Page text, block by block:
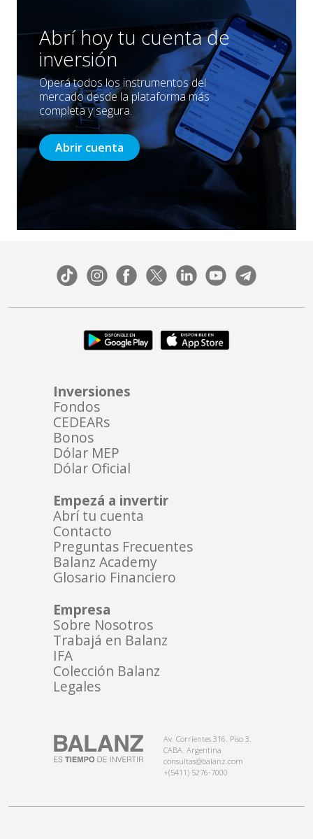
Abrí hoy tu cuenta de
inversión
Operá todos los instrumentos del
mercado desde la plataforma más
completa y segura.
Abrir cuenta
Av. Corrientes 316. Piso 3.
CABA. Argentina
consultas@balanz.com
+(5411) 5276-7000
Inversiones
Fondos
CEDEARs
Bonos
Dólar MEP
Dólar Oficial
Empezá a invertir
Abrí tu cuenta
Contacto
Preguntas Frecuentes
Balanz Academy
Glosario Financiero
Empresa
Sobre Nosotros
Trabajá en Balanz
IFA
Colección Balanz
Legales